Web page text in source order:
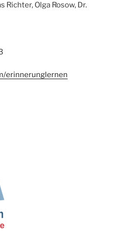
Olga Rosow, Dr.
erinnerunglernen